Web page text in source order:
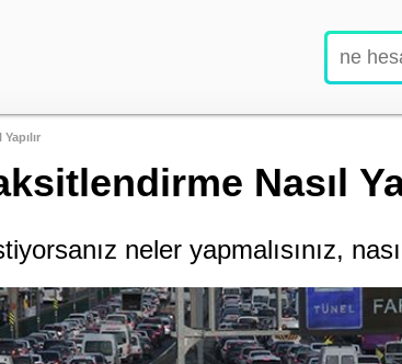
Nasıl
neler yapmalısınız,